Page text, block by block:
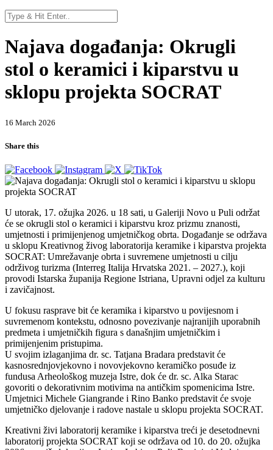
Najava događanja: Okrugli
stol o keramici i kiparstvu u
sklopu projekta SOCRAT
16 March 2026
Share this
U utorak, 17. ožujka 2026. u 18 sati, u Galeriji Novo u Puli održat
će se okrugli stol o keramici i kiparstvu kroz prizmu znanosti,
umjetnosti i primijenjenog umjetničkog obrta. Događanje se održava
u sklopu Kreativnog živog laboratorija keramike i kiparstva projekta
SOCRAT: Umrežavanje obrta i suvremene umjetnosti u cilju
održivog turizma (Interreg Italija Hrvatska 2021. – 2027.), koji
provodi Istarska županija Regione Istriana, Upravni odjel za kulturu
i zavičajnost.
U fokusu rasprave bit će keramika i kiparstvo u povijesnom i
suvremenom kontekstu, odnosno povezivanje najranijih uporabnih
predmeta i umjetničkih figura s današnjim umjetničkim i
primijenjenim pristupima.
U svojim izlaganjima dr. sc. Tatjana Bradara predstavit će
kasnosrednjovjekovno i novovjekovno keramičko posuđe iz
fundusa Arheološkog muzeja Istre, dok će dr. sc. Alka Starac
govoriti o dekorativnim motivima na antičkim spomenicima Istre.
Umjetnici Michele Giangrande i Rino Banko predstavit će svoje
umjetničko djelovanje i radove nastale u sklopu projekta SOCRAT.
Kreativni živi laboratorij keramike i kiparstva treći je desetodnevni
laboratorij projekta SOCRAT koji se održava od 10. do 20. ožujka